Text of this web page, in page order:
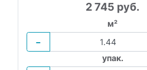
2 745 руб.
м²
−
упак.